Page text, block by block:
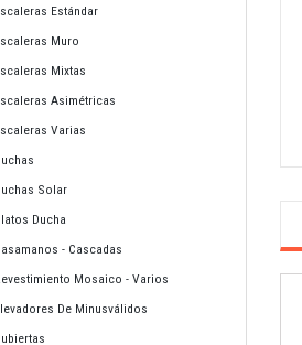
Estándar
Muro
Mixtas
Asimétricas
Varias
Solar
Ducha
- Cascadas
Mosaico - Varios
De Minusválidos